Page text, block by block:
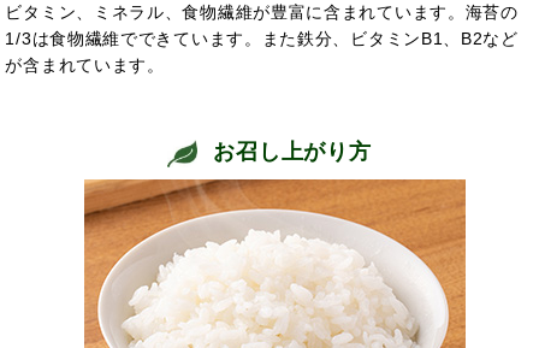
ビタミン、ミネラル、食物繊維が豊富に含まれています。海苔の
1/3は食物繊維でできています。また鉄分、ビタミンB1、B2など
が含まれています。
お召し上がり方